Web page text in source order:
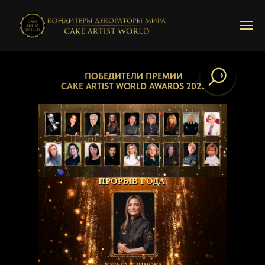
ПОБЕДИТЕЛИ ПРЕМИИ
CAKE ARTIST WORLD AWARDS 2022
ПРОРЫВ ГОДА
ПРОРЫВ ГОДА